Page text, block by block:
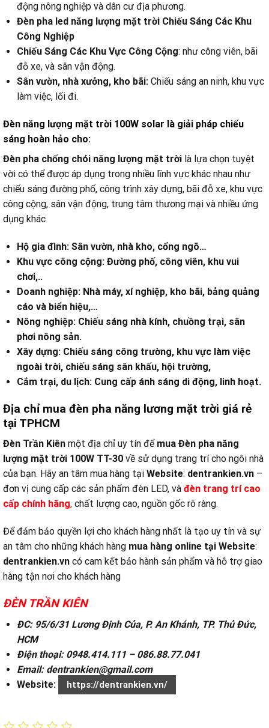
động nông nghiệp và dân cư địa phương.
Đèn pha led năng lượng mặt trời Chiếu Sáng Các Khu
Công Nghiệp
Chiếu Sáng Các Khu Vực Công Cộng: như công viên, bãi
đỗ xe, và sân vận động.
Sân vườn, nhà xưởng, kho bãi: Chiếu sáng an ninh, khu vực
làm việc, lối đi.
Đèn năng lượng mặt trời 100W solar là giải pháp chiếu
sáng hoàn hảo cho:
Đèn pha chống chói năng lượng mặt trời là lựa chọn tuyệt
vời có thể được áp dụng trong nhiều lĩnh vực khác nhau như
chiếu sáng đường phố, công trình xây dựng, bãi đỗ xe, khu vực
công cộng, sân vận động, trung tâm thương mại và nhiều ứng
dụng khác
Hộ gia đình: Sân vườn, nhà kho, cổng ngõ…
Khu vực công cộng: Đường phố, công viên, khu vui
chơi,..
Doanh nghiệp: Nhà máy, xí nghiệp, kho bãi, bảng quảng
cáo và biển hiệu,…
Nông nghiệp: Chiếu sáng nhà kính, chuồng trại, sân
phơi nông sản.
Xây dựng: Chiếu sáng công trường, khu vực làm việc
ngoài trời, chiếu sáng sân khấu, hội trường,
Cắm trại, du lịch: Cung cấp ánh sáng di động, linh hoạt.
Địa chỉ mua đèn pha năng lương mặt trời giá rẻ
tại TPHCM
Đèn Trần Kiên một địa chỉ uy tín để mua Đèn pha năng
lượng mặt trời 100W TT-30 về sử dụng trang trí cho ngôi nhà
của bạn. Hãy an tâm mua hàng tại Website: dentrankien.vn –
đơn vị cung cấp các sản phẩm đèn LED, và đèn trang trí cao
cấp chính hãng, chất lượng cao, nguồn gốc rõ ràng.
Để đảm bảo quyền lợi cho khách hàng nhất là tạo uy tín và sự
an tâm cho những khách hàng mua hàng online tại Website:
dentrankien.vn có cam kết bảo hành sản phẩm và hỗ trợ giao
hàng tận nơi cho khách hàng
ĐÈN TRẦN KIÊN
ĐC: 95/6/31 Lương Định Của, P. An Khánh, TP. Thủ Đức,
HCM
Điện thoại: 0948.414.111 – 086.88.77.041
Email: dentrankien@gmail.com
Website:
https://dentrankien.vn/